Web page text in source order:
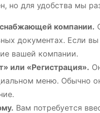
но для удобства мы
компании.
документах. Если
вашей компании.
или «Регистрация».
меню. Обычно
Вам потребуется